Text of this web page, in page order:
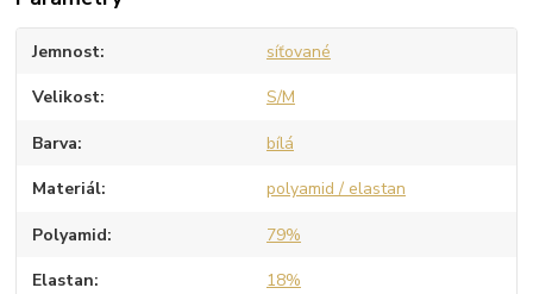
Jemnost síťované
Velikost S/M
Barva bílá
Materiál polyamid / elastan
Polyamid 79%
Elastan 18%